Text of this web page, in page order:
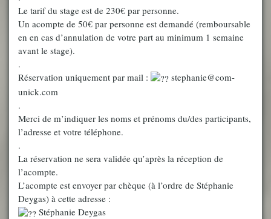
Le tarif du stage est de 230€ par personne.
Un acompte de 50€ par personne est demandé (remboursable
en en cas d’annulation de votre part au minimum 1 semaine
avant le stage).
.
Réservation uniquement par mail :
stephanie@com-
unick.com
.
Merci de m’indiquer les noms et prénoms du/des participants,
l’adresse et votre téléphone.
.
La réservation ne sera validée qu’après la réception de
l’acompte.
L’acompte est envoyer par chèque (à l’ordre de Stéphanie
Deygas) à cette adresse :
Stéphanie Deygas